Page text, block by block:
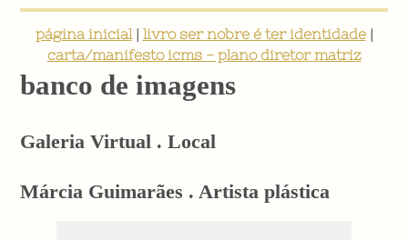
página inicial| livro ser nobre é ter identidade|
carta/manifesto icms - plano diretor matriz
banco de imagens
Galeria Virtual . Local
Márcia Guimarães . Artista plástica